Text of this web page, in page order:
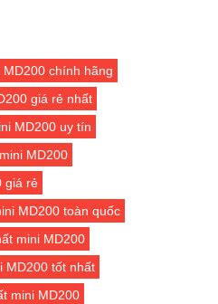
chính hãng
giá rẻ nhất
MD200 uy tín
MD200
giá rẻ
MD200 toàn quốc
mini MD200
MD200 tốt nhất
mini MD200